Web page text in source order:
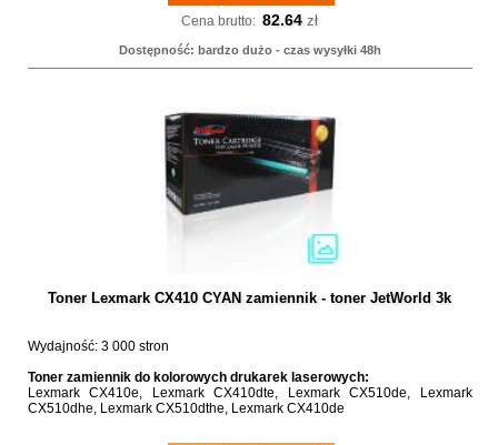
Cena brutto: 82.64 zł
Dostępność: bardzo dużo - czas wysyłki 48h
Toner Lexmark CX410 CYAN zamiennik - toner JetWorld 3k
Wydajność: 3 000 stron
Toner zamiennik do kolorowych drukarek laserowych:
Lexmark CX410e, Lexmark CX410dte, Lexmark CX510de, Lexmark
CX510dhe, Lexmark CX510dthe, Lexmark CX410de